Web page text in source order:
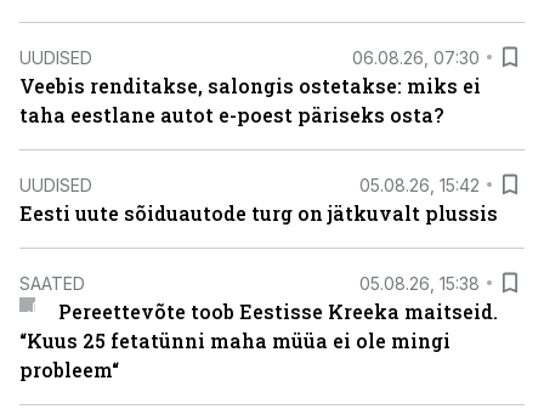
UUDISED 06.08.26, 07:30
Veebis renditakse, salongis ostetakse: miks ei
taha eestlane autot e-poest päriseks osta?
UUDISED 05.08.26, 15:42
Eesti uute sõiduautode turg on jätkuvalt plussis
SAATED 05.08.26, 15:38
Pereettevõte toob Eestisse Kreeka maitseid.
“Kuus 25 fetatünni maha müüa ei ole mingi
probleem“